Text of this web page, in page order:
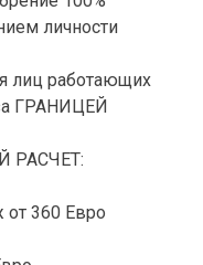
личности
лиц работающих
ГРАНИЦЕЙ
РАСЧЕТ:
360 Евро